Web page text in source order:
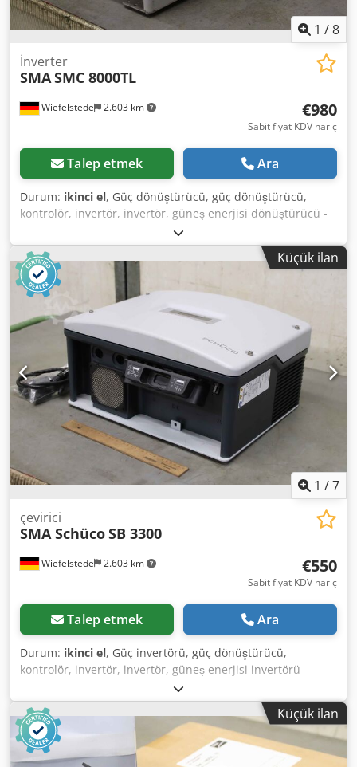
1 /8
Wiefelstede 2.603 km
İnverter
SMASMC 8000TL
€980
Sabit fiyat KDV hariç
Talep etmek Ara
Durum: ikinci el, Güç dönüştürücü, güç dönüştürücü,
kontrolör, invertör, invertör, güneş enerjisi dönüştürücü -
SMA: SUNNY MINI CENTRAL fotovoltaik invertör -PAC nom:
8000 W - Boyutlar: 610/480 / H250 mm -Ağırlık: 21 kg
Cjdsfdxqpopfx Ak Toha
Küçük ilan
1 /7
Wiefelstede 2.603 km
çevirici
SMA SchücoSB 3300
€550
Sabit fiyat KDV hariç
Talep etmek Ara
Durum: ikinci el, Güç invertörü, güç dönüştürücü,
kontrolör, invertör, invertör, güneş enerjisi invertörü
Chedpfjin Rnxsx Ak Tsa -Üretici: SMA Schüco, Sunny Boy
Fotovoltaik İnvertör -Tip: SB 3300 -PAC nom: 3300 W -
Boyutlar: 440/360/240 mm -Ağırlık: 42 kg
Küçük ilan